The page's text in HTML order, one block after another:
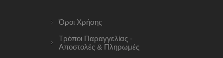
Όροι Χρήσης
Τρόποι Παραγγελίας -
Αποστολές & Πληρωμές